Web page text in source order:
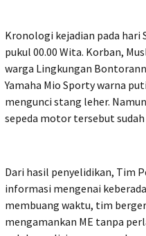
Kronologi kejadian pada hari
pukul 00.00 Wita. Korban,
warga Lingkungan
Yamaha Mio Sporty warna
mengunci stang leher.
sepeda motor tersebut sudah
Dari hasil penyelidikan, Tim
informasi mengenai
membuang waktu, tim
mengamankan ME tanpa